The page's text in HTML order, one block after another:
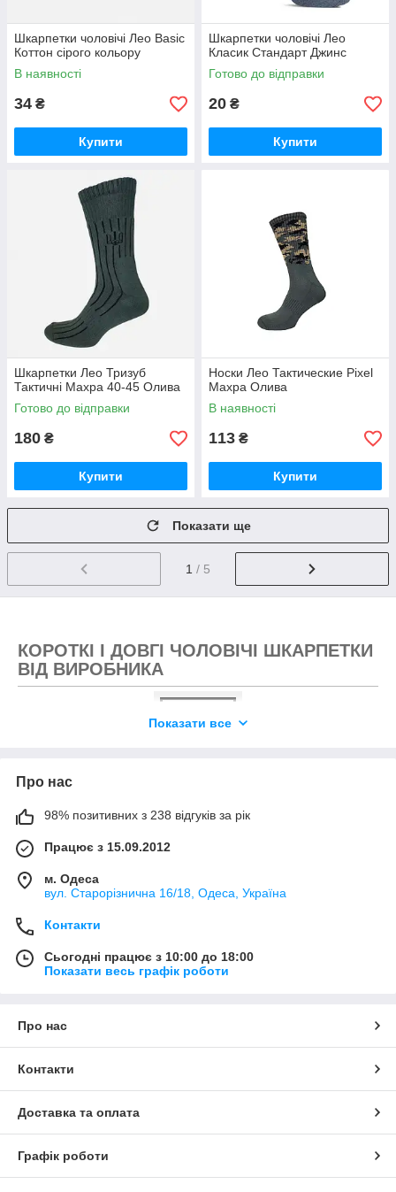
Шкарпетки чоловічі Лео Basic
Коттон сірого кольору
В наявності
34 ₴
Купити
Шкарпетки чоловічі Лео
Класик Стандарт Джинс
Готово до відправки
20 ₴
Купити
Шкарпетки Лео Тризуб
Тактичні Махра 40-45 Олива
Готово до відправки
180 ₴
Купити
Носки Лео Тактические Pixel
Махра Олива
В наявності
113 ₴
Купити
Показати ще
1 / 5
КОРОТКІ І ДОВГІ ЧОЛОВІЧІ ШКАРПЕТКИ
ВІД ВИРОБНИКА
У виробництві коротких і довгих чоловічих
безпечні матеріали. Довгі і короткі чоловічі
вручну і строго відповідають ГОСТу.
Великий асортимент стильних, спортивних і
класичних моделей шкарпеток в різних
і в роздріб за дуже вигідними цінами.
Показати все
Про нас
98% позитивних з 238 відгуків за рік
Працює з 15.09.2012
м. Одеса
вул. Старорізнична 16/18, Одеса, Україна
Контакти
Сьогодні працює з 10:00 до 18:00
Показати весь графік роботи
Про нас
Контакти
Доставка та оплата
Графік роботи